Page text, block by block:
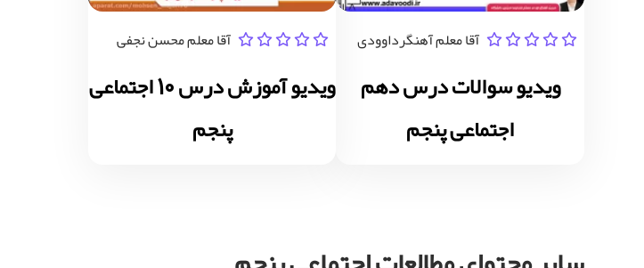
آقا معلم آهنگرداوودی
ویدیو سوالات درس دهم
اجتماعی پنجم
آقا معلم محسن نجفی
ویدیو آموزش درس 10 اجتماعی
پنجم